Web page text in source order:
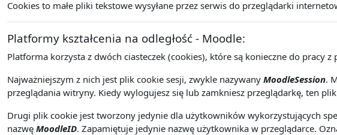
Cookies to małe pliki tekstowe wysyłane przez serwis do przeglądarki
Platformy kształcenia na odległość - Moodle:
Platforma korzysta z dwóch ciasteczek (cookies), które są konieczne do pracy z
Najważniejszym z nich jest plik cookie sesji, zwykle nazywany MoodleSession.
przeglądania witryny. Kiedy wylogujesz się lub zamkniesz przeglądarkę, ten
Drugi plik cookie jest tworzony jedynie dla użytkowników wykorzystujących
nazwę MoodleID. Zapamiętuje jedynie nazwę użytkownika w przeglądarce.